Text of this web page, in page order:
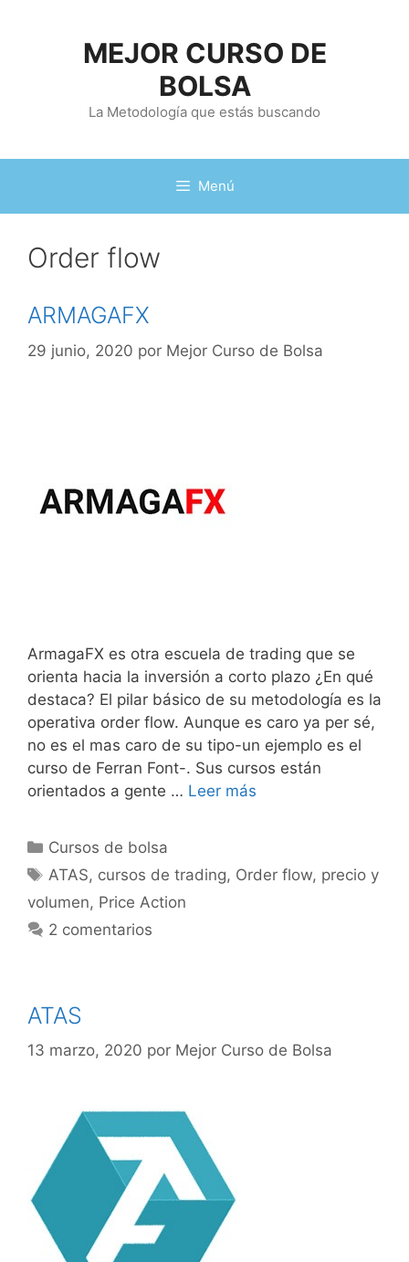
MEJOR CURSO DE
BOLSA
La Metodología que estás buscando
Menú
Order flow
ARMAGAFX
29 junio, 2020 por Mejor Curso de Bolsa
ArmagaFX es otra escuela de trading que se
orienta hacia la inversión a corto plazo ¿En qué
destaca? El pilar básico de su metodología es la
operativa order flow. Aunque es caro ya per sé,
no es el mas caro de su tipo-un ejemplo es el
curso de Ferran Font-. Sus cursos están
orientados a gente … Leer más
Categorías
Cursos de bolsa
Etiquetas
ATAS, cursos de trading, Order flow, precio y
volumen, Price Action
2 comentarios
ATAS
13 marzo, 2020 por Mejor Curso de Bolsa